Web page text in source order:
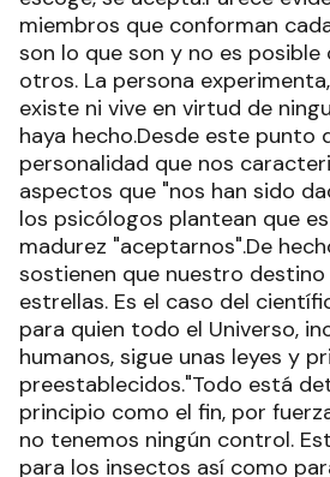
miembros que conforman
son lo que son y no es
otros. La persona
existe ni vive en virtud de
haya hecho.Desde este punto
personalidad que nos
aspectos que "nos han sido
los psicólogos plantean que
madurez "aceptarnos".De
sostienen que nuestro
estrellas. Es el caso del
para quien todo el Universo,
humanos, sigue unas leyes y
preestablecidos."Todo está
principio como el fin, por
no tenemos ningún control.
para los insectos así como